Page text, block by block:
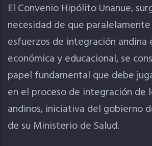
El Convenio Hipólito Unanue,
necesidad de que
esfuerzos de integración andina
económica y educacional, se
papel fundamental que debe
en el proceso de integración de
andinos, iniciativa del gobierno
de su Ministerio de Salud.